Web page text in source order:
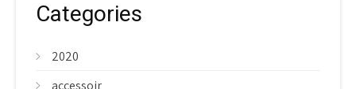
Categories
2020
accessoir